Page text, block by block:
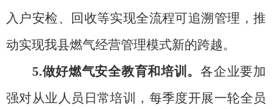
入户安检、回收等实现全流程可追溯管理，推
动实现我县燃气经营管理模式新的跨越。
5.做好燃气安全教育和培训。各企业要加
强对从业人员日常培训，每季度开展一轮全员